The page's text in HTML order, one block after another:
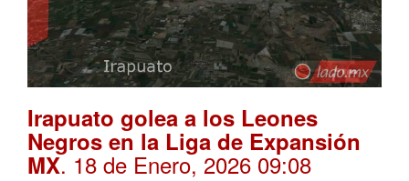
Irapuato golea a los Leones
Negros en la Liga de Expansión
MX. 18 de Enero, 2026 09:08